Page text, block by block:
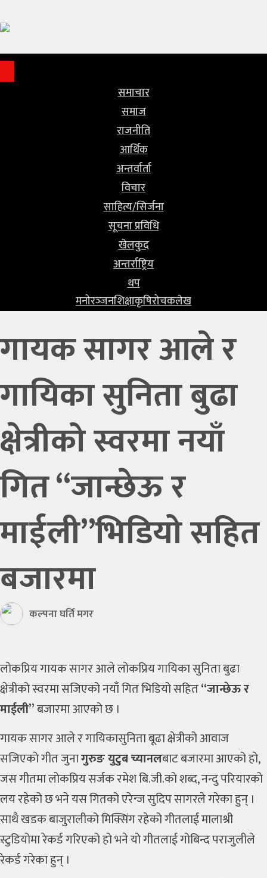
समाचार
समाज
राजनीति
आर्थिक
अन्तर्वार्ता
विचार
साहित्य/सिर्जना
सूचना प्रविधि
खेलकुद
अन्तर्राष्ट्रिय
थप
मनोरञ्‍जनशिक्षाकृषिरोचकलेख
समाज
थप
मनोरञ्‍जन
शिक्षा
कृषि
रोचक
लेख
गायक सागर आले र
गायिका सुनिता बुढा
क्षेत्रीको स्वरमा नयाँ
गित “जान्छेऊ र
माईली”भिडियो सहित
बजारमा
कल्पना घर्ति मगर
लोकप्रिय गायक सागर आले लोकप्रिय गायिका सुनिता बुढा
क्षेत्रीको स्वरमा सजिएको नयाँ गित भिडियो सहित“जान्छेऊ र
माईली”बजारमा आएको छ ।
गायक सागर आले र गायिकासुनिता बूढा क्षेत्रीको आवाज
सजिएको गीत जुनागुरुङ युटुब च्यानलबाट बजारमा आएको हो,
जस गीतमा लोकप्रिय सर्जक रमेश बि.जी.को शब्द, नन्दु परियारको
लय रहेको छ भने यस गितको एरेन्ज सुदिप सागरले गरेका हुन् ।
साथै खडक बाजुरालीको मिक्सिंग रहेको गीतलाई मालाश्री
स्टुडियोमा रेकर्ड गरिएको हो भने यो गीतलाई गोबिन्द पराजुलीले
रेकर्ड गरेका हुन् ।